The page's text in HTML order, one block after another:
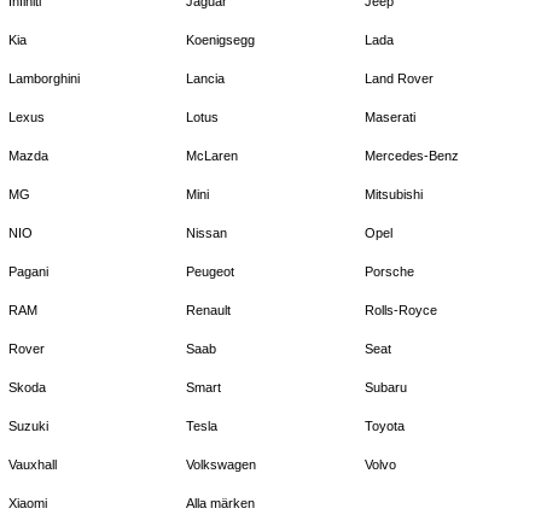
Kia Koenigsegg Lada
Lamborghini Lancia Land Rover
Lexus Lotus Maserati
Mazda McLaren Mercedes-Benz
MG Mini Mitsubishi
NIO Nissan Opel
Pagani Peugeot Porsche
RAM Renault Rolls-Royce
Rover Saab Seat
Skoda Smart Subaru
Suzuki Tesla Toyota
Vauxhall Volkswagen Volvo
Xiaomi Alla märken